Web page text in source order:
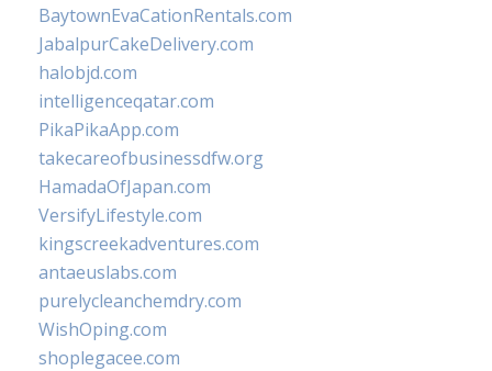
BaytownEvaCationRentals.com
JabalpurCakeDelivery.com
halobjd.com
intelligenceqatar.com
PikaPikaApp.com
takecareofbusinessdfw.org
HamadaOfJapan.com
VersifyLifestyle.com
kingscreekadventures.com
antaeuslabs.com
purelycleanchemdry.com
WishOping.com
shoplegacee.com